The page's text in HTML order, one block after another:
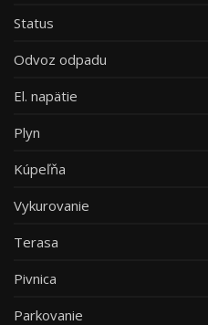
Status
Odvoz odpadu
El. napätie
Plyn
Kúpeľňa
Vykurovanie
Terasa
Pivnica
Parkovanie